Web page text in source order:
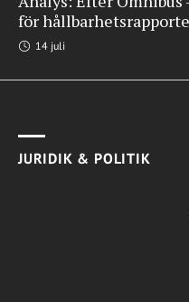
för
14 juli
JURIDIK & POLITIK